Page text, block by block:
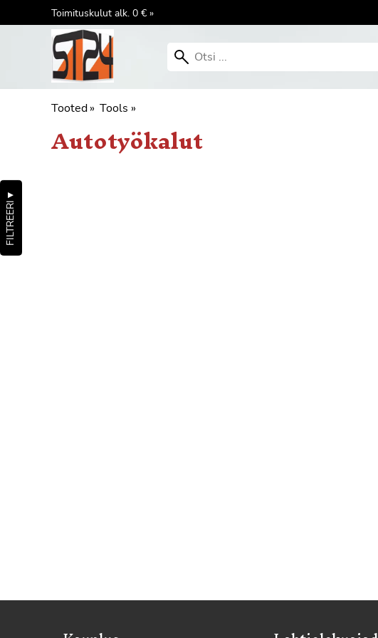
Toimituskulut alk. 0 € »
Tooted‪» Tools ‪»
Autotyökalut
FILTREERI
▼